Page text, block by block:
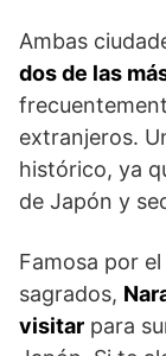
Ambas
dos de las
extranjeros.
histórico, ya
de Japón y
Famosa por
sagrados,
visitar para